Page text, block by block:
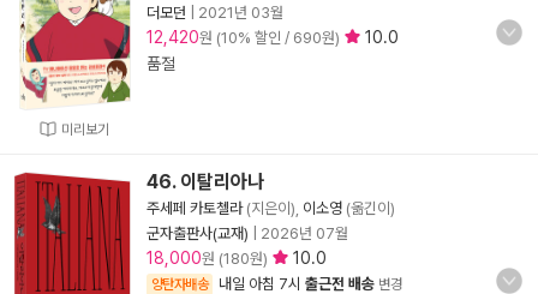
미리보기
더모던
2021년 03월
12,420원 (10% 할인 / 690원)
10.0
품절
46. 이탈리아나
주세페 카토첼라(지은이), 이소영 (옮긴이)
군자출판사(교재)
2026년 07월
18,000원 (180원) 10.0
양탄자배송 내일 아침 7시 출근전 배송 변경